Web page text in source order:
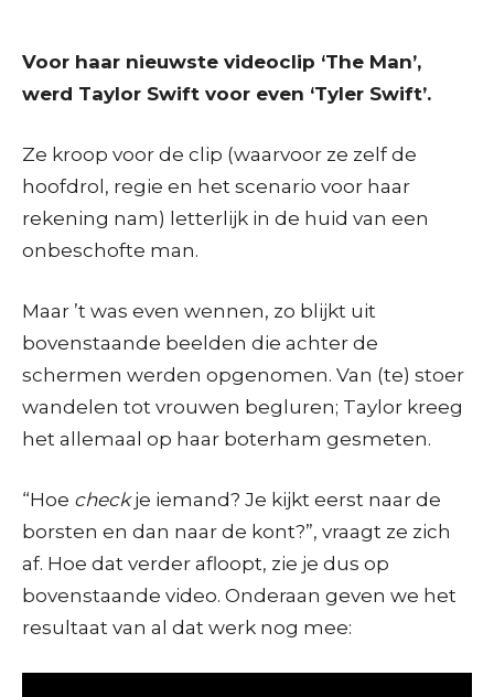
Voor haar nieuwste videoclip ‘The Man’,
werd Taylor Swift voor even ‘Tyler Swift’.
Ze kroop voor de clip (waarvoor ze zelf de
hoofdrol, regie en het scenario voor haar
rekening nam) letterlijk in de huid van een
onbeschofte man.
Maar ’t was even wennen, zo blijkt uit
bovenstaande beelden die achter de
schermen werden opgenomen. Van (te) stoer
wandelen tot vrouwen begluren; Taylor kreeg
het allemaal op haar boterham gesmeten.
“Hoe checkje iemand? Je kijkt eerst naar de
borsten en dan naar de kont?”, vraagt ze zich
af. Hoe dat verder afloopt, zie je dus op
bovenstaande video. Onderaan geven we het
resultaat van al dat werk nog mee: